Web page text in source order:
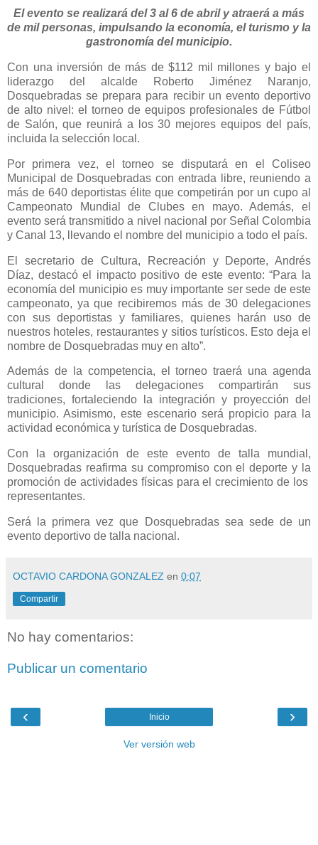
El evento se realizará del 3 al 6 de abril y atraerá a más
de mil personas, impulsando la economía, el turismo y la
gastronomía del municipio.
Con una inversión de más de $112 mil millones y bajo el
liderazgo del alcalde Roberto Jiménez Naranjo,
Dosquebradas se prepara para recibir un evento deportivo
de alto nivel: el torneo de equipos profesionales de Fútbol
de Salón, que reunirá a los 30 mejores equipos del país,
incluida la selección local.
Por primera vez, el torneo se disputará en el Coliseo
Municipal de Dosquebradas con entrada libre, reuniendo a
más de 640 deportistas élite que competirán por un cupo al
Campeonato Mundial de Clubes en mayo. Además, el
evento será transmitido a nivel nacional por Señal Colombia
y Canal 13, llevando el nombre del municipio a todo el país.
El secretario de Cultura, Recreación y Deporte, Andrés
Díaz, destacó el impacto positivo de este evento: “Para la
economía del municipio es muy importante ser sede de este
campeonato, ya que recibiremos más de 30 delegaciones
con sus deportistas y familiares, quienes harán uso de
nuestros hoteles, restaurantes y sitios turísticos. Esto deja el
nombre de Dosquebradas muy en alto”.
Además de la competencia, el torneo traerá una agenda
cultural donde las delegaciones compartirán sus
tradiciones, fortaleciendo la integración y proyección del
municipio. Asimismo, este escenario será propicio para la
actividad económica y turística de Dosquebradas.
Con la organización de este evento de talla mundial,
Dosquebradas reafirma su compromiso con el deporte y la
promoción de actividades físicas para el crecimiento de los
representantes.
Será la primera vez que Dosquebradas sea sede de un
evento deportivo de talla nacional.
OCTAVIO CARDONA GONZALEZ en 0:07
Compartir
No hay comentarios:
Publicar un comentario
‹ ›
Inicio
Ver versión web